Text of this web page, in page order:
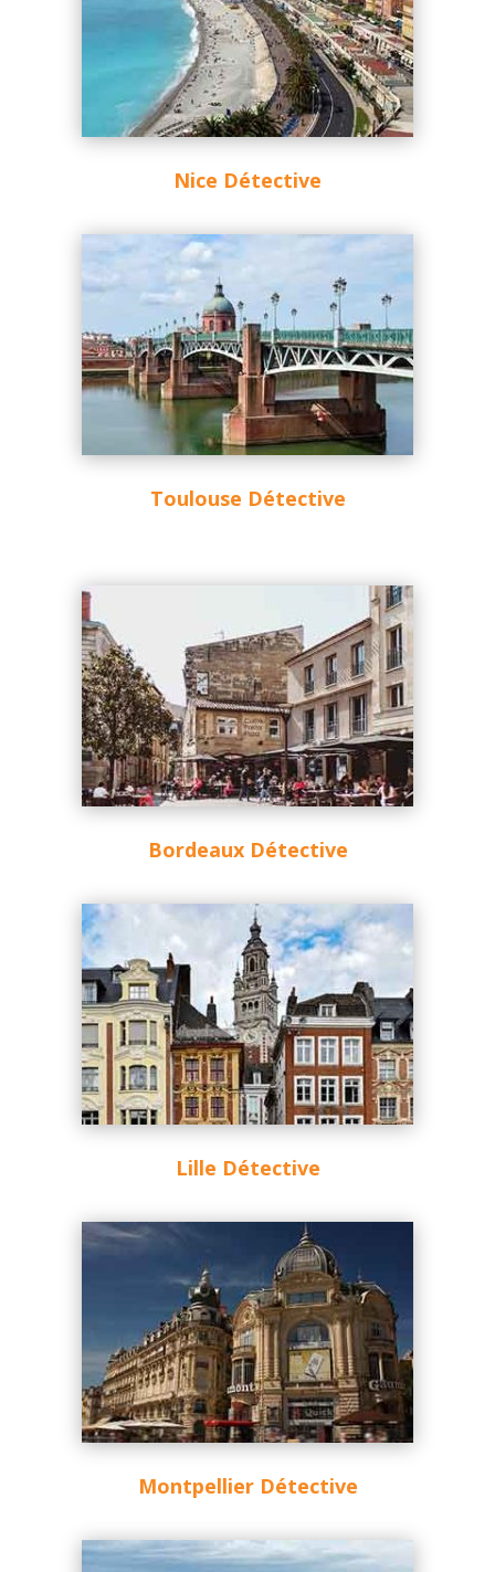
Nice Détective
Toulouse Détective
Bordeaux Détective
Lille Détective
Montpellier Détective